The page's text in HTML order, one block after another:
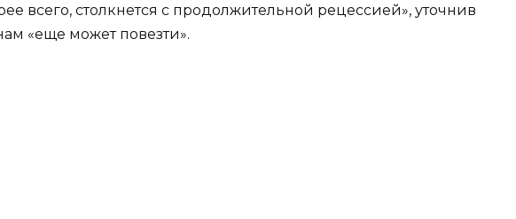
всего, столкнется с продолжительной рецессией», уточнив
«еще может повезти».